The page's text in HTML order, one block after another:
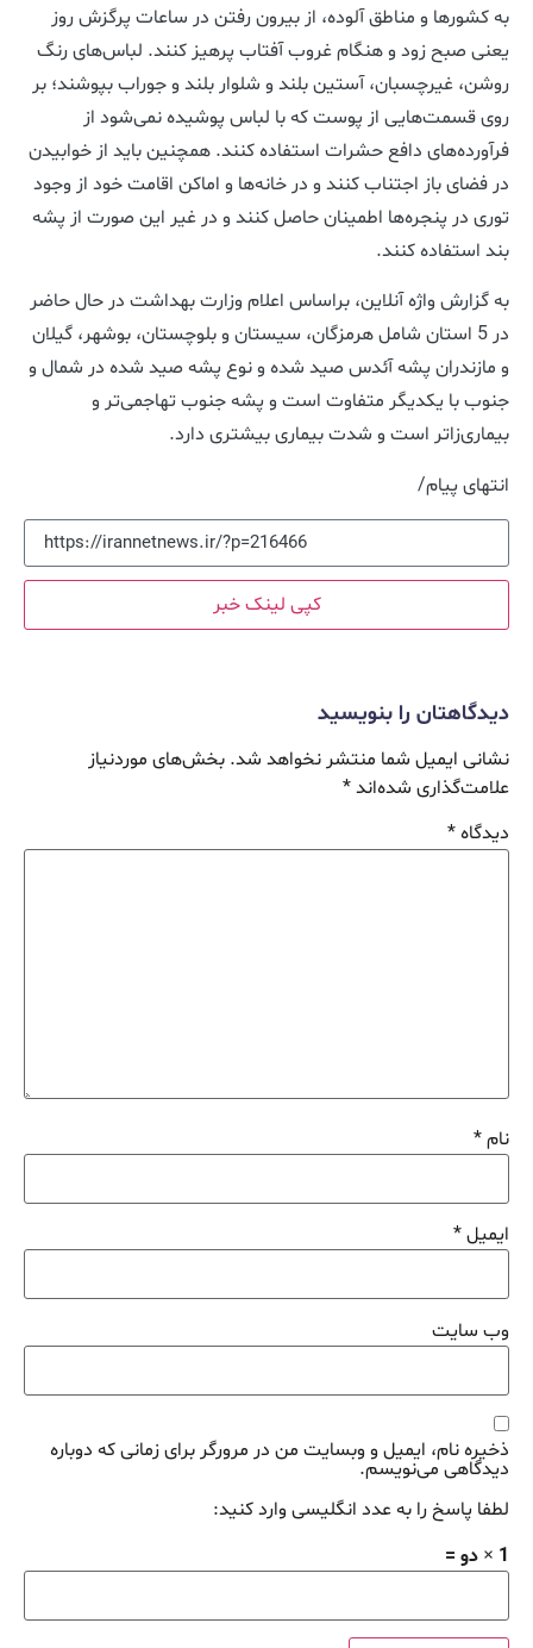
به کشورها و مناطق آلوده، از بیرون رفتن در ساعات پرگزش روز
یعنی صبح زود و هنگام غروب آفتاب پرهیز کنند. لباس‌های رنگ
روشن، غیرچسبان، آستین بلند و شلوار بلند و جوراب بپوشند؛ بر
روی قسمت‌هایی از پوست که با لباس پوشیده نمی‌شود از
فرآورده‌های دافع حشرات استفاده کنند. همچنین باید از خوابیدن
در فضای باز اجتناب کنند و در خانه‌ها و اماکن اقامت خود از وجود
توری در پنجره‌‌ها اطمینان حاصل کنند و در غیر این صورت از پشه
بند استفاده کنند.
به گزارش واژه آنلاین،‌ براساس اعلام وزارت بهداشت در حال حاضر
در 5 استان شامل هرمزگان، سیستان و بلوچستان، بوشهر، گیلان
و مازندران پشه آئدس صید شده و نوع پشه صید شده در شمال و
جنوب با یکدیگر متفاوت است و پشه جنوب تهاجمی‌تر و
بیماری‌زاتر است و شدت بیماری بیشتری دارد.
انتهای پیام/
کپی لینک خبر
دیدگاهتان را بنویسید
نشانی ایمیل شما منتشر نخواهد شد. بخش‌های موردنیاز
علامت‌گذاری شده‌اند*
دیدگاه*
نام*
ایمیل*
وب‌ سایت
ذخیره نام، ایمیل و وبسایت من در مرورگر برای زمانی که دوباره
دیدگاهی می‌نویسم.
لطفا پاسخ را به عدد انگلیسی وارد کنید:
1 × دو =